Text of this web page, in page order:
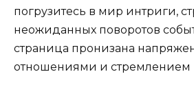
погрузитесь в мир интриги,
неожиданных поворотов
страница пронизана
отношениями и стремлением